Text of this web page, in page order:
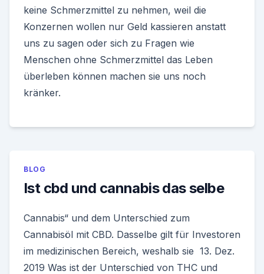
keine Schmerzmittel zu nehmen, weil die
Konzernen wollen nur Geld kassieren anstatt
uns zu sagen oder sich zu Fragen wie
Menschen ohne Schmerzmittel das Leben
überleben können machen sie uns noch
kränker.
BLOG
Ist cbd und cannabis das selbe
Cannabis“ und dem Unterschied zum
Cannabisöl mit CBD. Dasselbe gilt für Investoren
im medizinischen Bereich, weshalb sie 13. Dez.
2019 Was ist der Unterschied von THC und